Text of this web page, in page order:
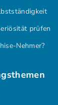
prüfen
Nehmer?